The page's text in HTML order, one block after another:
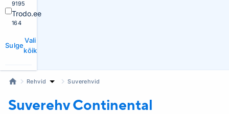
9195
Trodo.ee
164
Sulge
Vali
kõik
Rehvid Suverehvid
Suverehv Continental